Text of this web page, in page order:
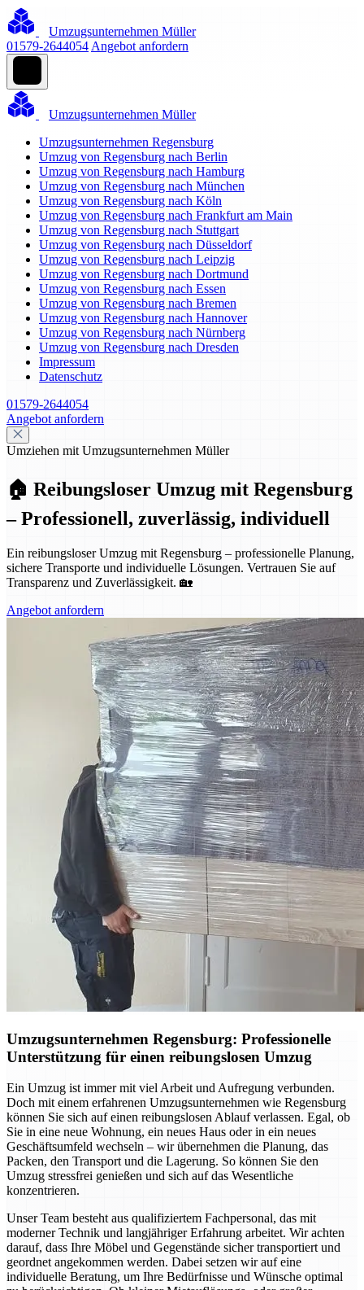
Umzugsunternehmen Müller
01579-2644054 Angebot anfordern
Umzugsunternehmen Müller
Umzugsunternehmen Regensburg
Umzug von Regensburg nach Berlin
Umzug von Regensburg nach Hamburg
Umzug von Regensburg nach München
Umzug von Regensburg nach Köln
Umzug von Regensburg nach Frankfurt am Main
Umzug von Regensburg nach Stuttgart
Umzug von Regensburg nach Düsseldorf
Umzug von Regensburg nach Leipzig
Umzug von Regensburg nach Dortmund
Umzug von Regensburg nach Essen
Umzug von Regensburg nach Bremen
Umzug von Regensburg nach Hannover
Umzug von Regensburg nach Nürnberg
Umzug von Regensburg nach Dresden
Impressum
Datenschutz
01579-2644054
Angebot anfordern
Umziehen mit Umzugsunternehmen Müller
🏠 Reibungsloser Umzug mit Regensburg
– Professionell, zuverlässig, individuell
Ein reibungsloser Umzug mit Regensburg – professionelle Planung,
sichere Transporte und individuelle Lösungen. Vertrauen Sie auf
Transparenz und Zuverlässigkeit. 🏡
Angebot anfordern
Umzugsunternehmen Regensburg: Professionelle
Unterstützung für einen reibungslosen Umzug
Ein Umzug ist immer mit viel Arbeit und Aufregung verbunden.
Doch mit einem erfahrenen Umzugsunternehmen wie Regensburg
können Sie sich auf einen reibungslosen Ablauf verlassen. Egal, ob
Sie in eine neue Wohnung, ein neues Haus oder in ein neues
Geschäftsumfeld wechseln – wir übernehmen die Planung, das
Packen, den Transport und die Lagerung. So können Sie den
Umzug stressfrei genießen und sich auf das Wesentliche
konzentrieren.
Unser Team besteht aus qualifiziertem Fachpersonal, das mit
moderner Technik und langjähriger Erfahrung arbeitet. Wir achten
darauf, dass Ihre Möbel und Gegenstände sicher transportiert und
geordnet angekommen werden. Dabei setzen wir auf eine
individuelle Beratung, um Ihre Bedürfnisse und Wünsche optimal